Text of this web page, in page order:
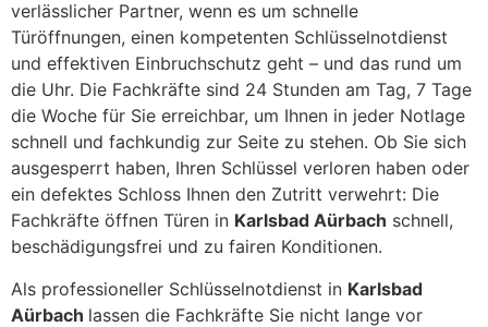
verlässlicher Partner, wenn es um schnelle
Türöffnungen, einen kompetenten Schlüsselnotdienst
und effektiven Einbruchschutz geht – und das rund um
die Uhr. Die Fachkräfte sind 24 Stunden am Tag, 7 Tage
die Woche für Sie erreichbar, um Ihnen in jeder Notlage
schnell und fachkundig zur Seite zu stehen. Ob Sie sich
ausgesperrt haben, Ihren Schlüssel verloren haben oder
ein defektes Schloss Ihnen den Zutritt verwehrt: Die
Fachkräfte öffnen Türen in Karlsbad Aürbach schnell,
beschädigungsfrei und zu fairen Konditionen.
Als professioneller Schlüsselnotdienst in Karlsbad
Aürbach lassen die Fachkräfte Sie nicht lange vor